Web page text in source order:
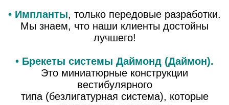
• Импланты, только передовые разработки.
Мы знаем, что наши клиенты достойны
лучшего!
• Брекеты системы Даймонд (Даймон).
Это миниатюрные конструкции
вестибулярного
типа (безлигатурная система), которые